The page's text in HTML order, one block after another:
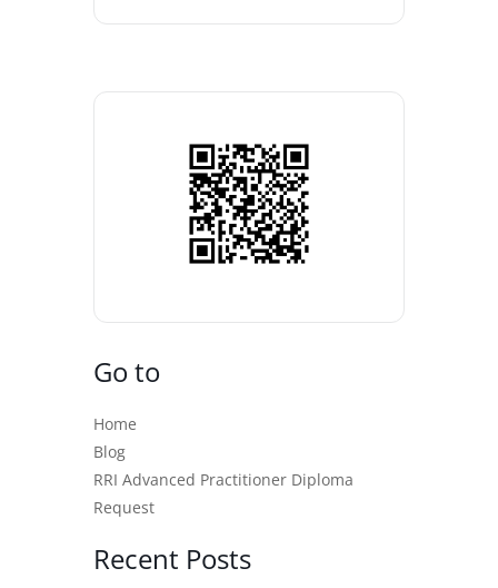
Go to
Home
Blog
RRI Advanced Practitioner Diploma
Request
Recent Posts